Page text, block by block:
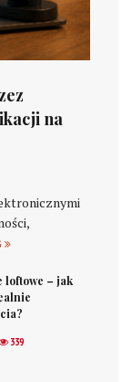
na
loftowe – jak
339